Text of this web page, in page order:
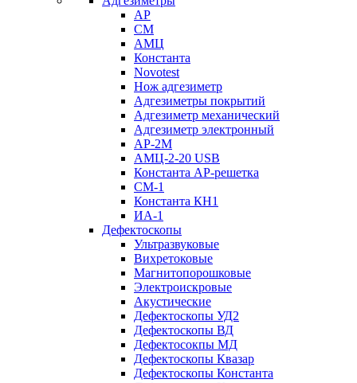
АР
СМ
АМЦ
Константа
Novotest
Нож адгезиметр
Адгезиметры покрытий
Адгезиметр механический
Адгезиметр электронный
АР-2М
АМЦ-2-20 USB
Константа АР-решетка
СМ-1
Константа КН1
ИА-1
Дефектоскопы
Ультразвуковые
Вихретоковые
Магнитопорошковые
Электроискровые
Акустические
Дефектоскопы УД2
Дефектоскопы ВД
Дефектосокпы МД
Дефектоскопы Квазар
Дефектоскопы Константа